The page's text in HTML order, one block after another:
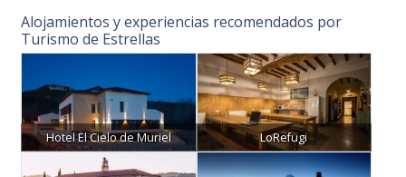
Hotel El Cielo de Muriel LoRefugi